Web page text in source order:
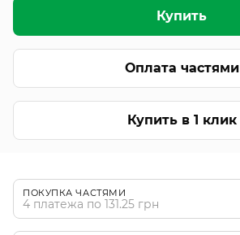
Купить
Оплата частями
Купить в 1 клик
ПОКУПКА ЧАСТЯМИ
4 платежа по 131.25 грн